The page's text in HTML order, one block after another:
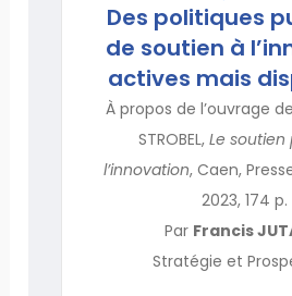
Des politiques
de soutien à
actives mais
À propos de l’ouvrage
STROBEL, Le soutien
l’innovation, Caen,
2023, 174 p.
Par Francis
Stratégie et